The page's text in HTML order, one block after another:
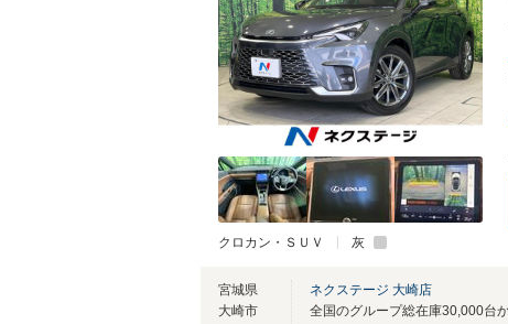
クロカン・ＳＵＶ 灰
宮城県
大崎市
ネクステージ 大崎店